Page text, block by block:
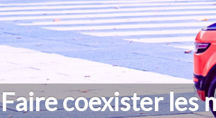
Faire coexister les
Consulter la